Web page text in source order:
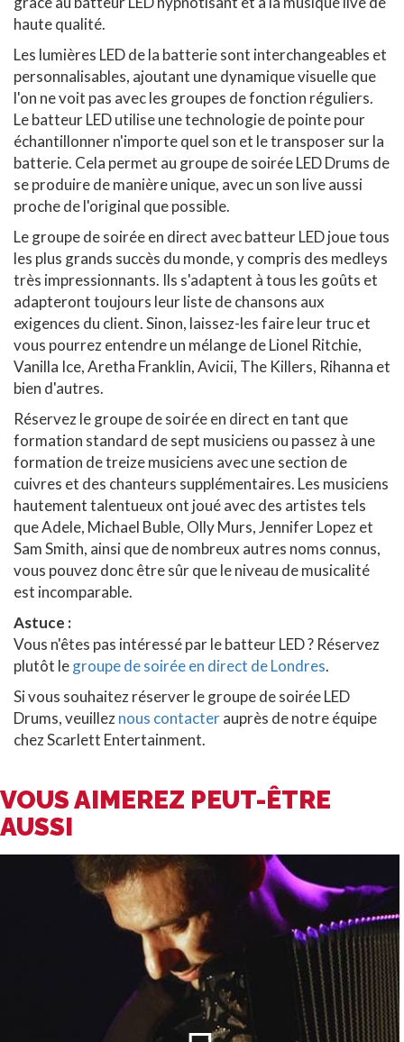
haute qualité.
Les lumières LED de la batterie sont interchangeables et
personnalisables, ajoutant une dynamique visuelle que
l'on ne voit pas avec les groupes de fonction réguliers.
Le batteur LED utilise une technologie de pointe pour
échantillonner n'importe quel son et le transposer sur la
batterie. Cela permet au groupe de soirée LED Drums de
se produire de manière unique, avec un son live aussi
proche de l'original que possible.
Le groupe de soirée en direct avec batteur LED joue tous
les plus grands succès du monde, y compris des medleys
très impressionnants. Ils s'adaptent à tous les goûts et
adapteront toujours leur liste de chansons aux
exigences du client. Sinon, laissez-les faire leur truc et
vous pourrez entendre un mélange de Lionel Ritchie,
Vanilla Ice, Aretha Franklin, Avicii, The Killers, Rihanna et
bien d'autres.
Réservez le groupe de soirée en direct en tant que
formation standard de sept musiciens ou passez à une
formation de treize musiciens avec une section de
cuivres et des chanteurs supplémentaires. Les musiciens
hautement talentueux ont joué avec des artistes tels
que Adele, Michael Buble, Olly Murs, Jennifer Lopez et
Sam Smith, ainsi que de nombreux autres noms connus,
vous pouvez donc être sûr que le niveau de musicalité
est incomparable.
Astuce :
Vous n'êtes pas intéressé par le batteur LED ? Réservez
plutôt legroupe de soirée en direct de Londres.
Si vous souhaitez réserver le groupe de soirée LED
Drums, veuilleznous contacterauprès de notre équipe
chez Scarlett Entertainment.
VOUS AIMEREZ PEUT-ÊTRE
AUSSI